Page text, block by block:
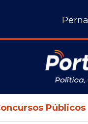
Públicos